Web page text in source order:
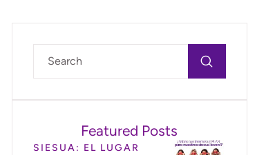
Featured Posts
SIESUA: EL LUGAR